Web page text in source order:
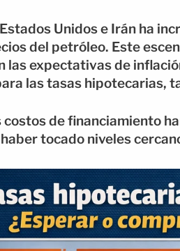
Unidos e Irán ha
del petróleo. Este
las expectativas de
las tasas hipotecarias,
de financiamiento
tocado niveles